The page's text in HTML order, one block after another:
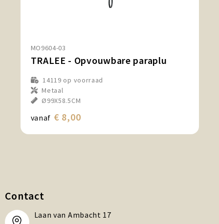
MO9604-03
TRALEE - Opvouwbare paraplu
14119 op voorraad
Metaal
Ø99X58.5CM
vanaf € 8,00
Contact
Laan van Ambacht 17